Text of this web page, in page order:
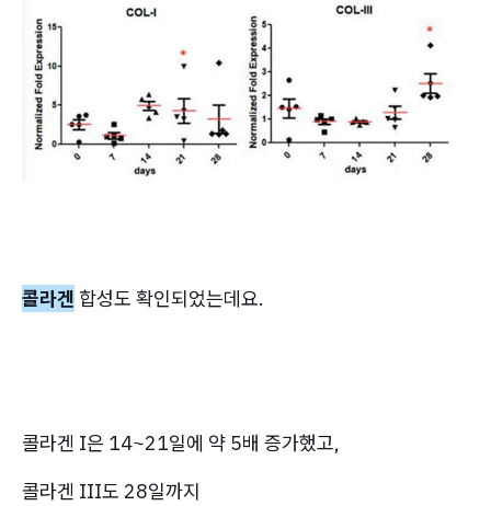
콜라겐 합성도 확인되었는데요.
콜라겐 I은 14~21일에 약 5배 증가했고,
콜라겐 III도 28일까지